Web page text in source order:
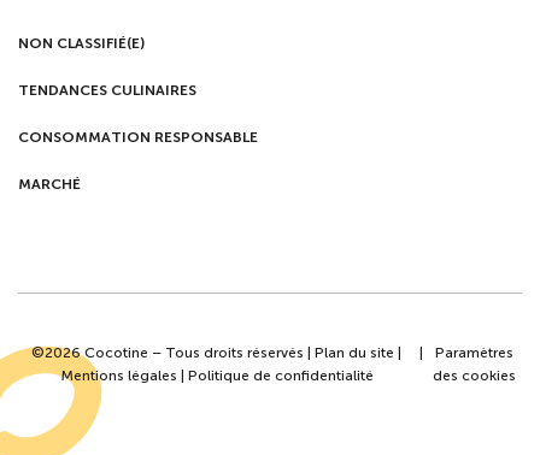
NON CLASSIFIÉ(E)
TENDANCES CULINAIRES
CONSOMMATION RESPONSABLE
MARCHÉ
©2026 Cocotine – Tous droits réservés |Plan du site
Mentions légales
Politique de confidentialité
Paramètres
des cookies